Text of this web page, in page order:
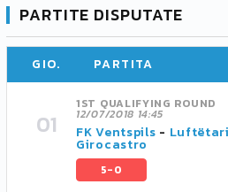
PARTITE DISPUTATE
GIO. PARTITA
1ST QUALIFYING ROUND
12/07/2018 14:45
FK Ventspils - Luftëtari
Girocastro
5-0